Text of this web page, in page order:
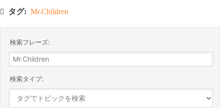
タグ: Mr.Children
検索フレーズ:
検索タイプ: